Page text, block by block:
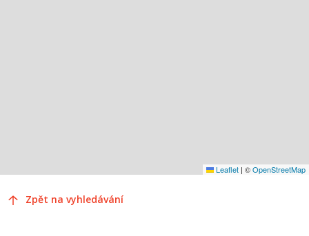
Leaflet | ©OpenStreetMap
Zpět na vyhledávání